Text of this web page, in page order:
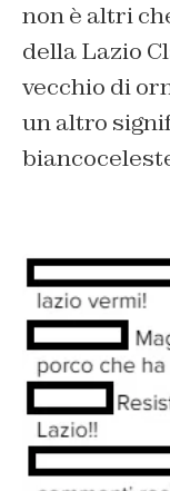
non è altri
della Lazio
vecchio di
un altro